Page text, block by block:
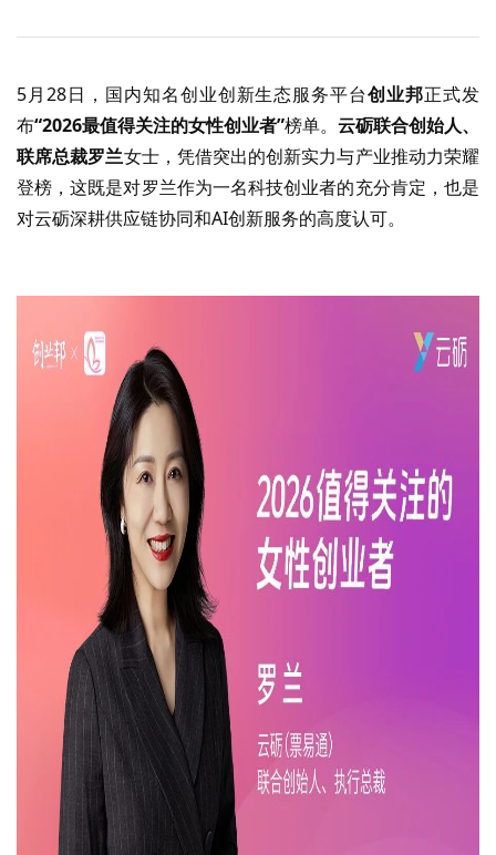
5月28日，国内知名创业创新生态服务平台创业邦正式发
布“2026最值得关注的女性创业者”榜单。 云砺联合创始人、
联席总裁罗兰女士，凭借突出的创新实力与产业推动力荣耀
登榜，这既是对罗兰作为一名科技创业者的充分肯定，也是
对云砺深耕供应链协同和AI创新服务的高度认可。